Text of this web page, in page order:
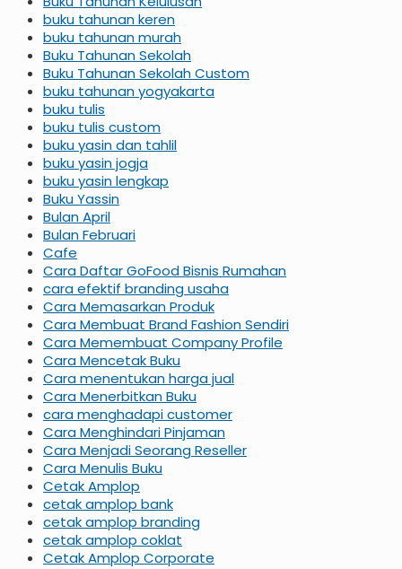
buku tahunan keren
buku tahunan murah
Buku Tahunan Sekolah
Buku Tahunan Sekolah Custom
buku tahunan yogyakarta
buku tulis
buku tulis custom
buku yasin dan tahlil
buku yasin jogja
buku yasin lengkap
Buku Yassin
Bulan April
Bulan Februari
Cafe
Cara Daftar GoFood Bisnis Rumahan
cara efektif branding usaha
Cara Memasarkan Produk
Cara Membuat Brand Fashion Sendiri
Cara Memembuat Company Profile
Cara Mencetak Buku
Cara menentukan harga jual
Cara Menerbitkan Buku
cara menghadapi customer
Cara Menghindari Pinjaman
Cara Menjadi Seorang Reseller
Cara Menulis Buku
Cetak Amplop
cetak amplop bank
cetak amplop branding
cetak amplop coklat
Cetak Amplop Corporate